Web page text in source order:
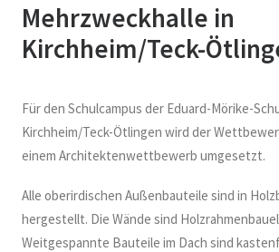
TRAGWERKEPLUS
BLOG
KARRIERE
KONTAKT
SEARCH
Mehrzweckhalle in
Kirchheim/Teck-
Für den Schulcampus der Eduard-Mörike-
Kirchheim/Teck-Ötlingen wird der
einem Architektenwettbewerb umgesetzt.
Alle oberirdischen Außenbauteile sind in
hergestellt. Die Wände sind
Weitgespannte Bauteile im Dach sind